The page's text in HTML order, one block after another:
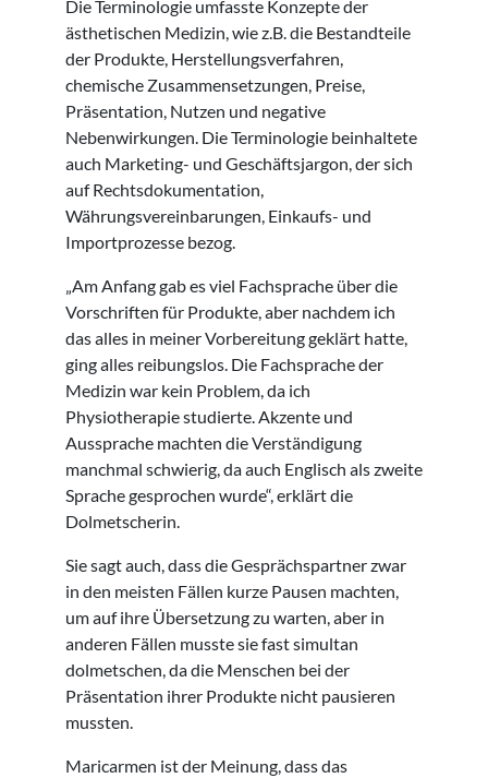
Die Terminologie umfasste Konzepte der
ästhetischen Medizin, wie z.B. die Bestandteile
der Produkte, Herstellungsverfahren,
chemische Zusammensetzungen, Preise,
Präsentation, Nutzen und negative
Nebenwirkungen. Die Terminologie beinhaltete
auch Marketing- und Geschäftsjargon, der sich
auf Rechtsdokumentation,
Währungsvereinbarungen, Einkaufs- und
Importprozesse bezog.
„Am Anfang gab es viel Fachsprache über die
Vorschriften für Produkte, aber nachdem ich
das alles in meiner Vorbereitung geklärt hatte,
ging alles reibungslos. Die Fachsprache der
Medizin war kein Problem, da ich
Physiotherapie studierte. Akzente und
Aussprache machten die Verständigung
manchmal schwierig, da auch Englisch als zweite
Sprache gesprochen wurde“, erklärt die
Dolmetscherin.
Sie sagt auch, dass die Gesprächspartner zwar
in den meisten Fällen kurze Pausen machten,
um auf ihre Übersetzung zu warten, aber in
anderen Fällen musste sie fast simultan
dolmetschen, da die Menschen bei der
Präsentation ihrer Produkte nicht pausieren
mussten.
Maricarmen ist der Meinung, dass das